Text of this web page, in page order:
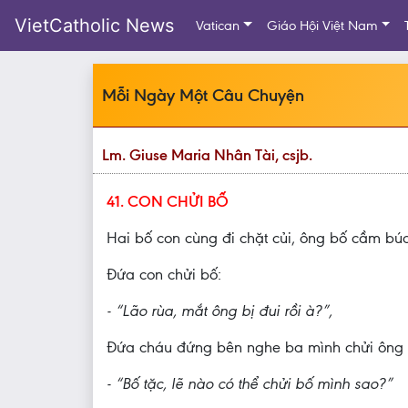
VietCatholic News Vatican Giáo Hội Việt Nam
Mỗi Ngày Một Câu Chuyện
Lm. Giuse Maria Nhân Tài, csjb.
41. CON CHỬI BỐ
Hai bố con cùng đi chặt củi, ông bố cầm
Đứa con chửi bố:
- “Lão rùa, mắt ông bị đui rồi à?”,
Đứa cháu đứng bên nghe ba mình chửi ông
- “Bố tặc, lẽ nào có thể chửi bố mình sao?”